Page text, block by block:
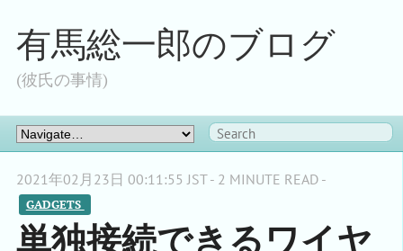
有馬総一郎のブログ
(彼氏の事情)
2021年02月23日 00:11:55 JST - 2 MINUTE READ -
GADGETS
単独接続できるワイヤ